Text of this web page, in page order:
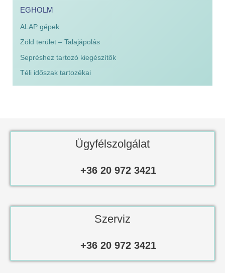
EGHOLM
ALAP gépek
Zöld terület – Talajápolás
Sepréshez tartozó kiegészítők
Téli időszak tartozékai
Ügyfélszolgálat
+36 20 972 3421
Szerviz
+36 20 972 3421